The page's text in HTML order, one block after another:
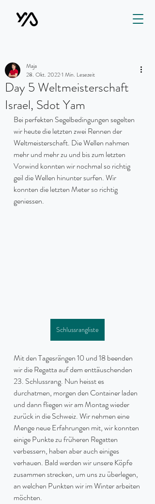
Day 5 Weltmeisterschaft
Israel, Sdot Yam
Maja
28. Okt. 20221 Min. Lesezeit
Bei perfekten Segelbedingungen segelten
wir heute die letzten zwei Rennen der
Weltmeisterschaft. Die Wellen nahmen
mehr und mehr zu und bis zum letzten
Vorwind konnten wir nochmal so richtig
geil die Wellen hinunter surfen. Wir
konnten die letzten Meter so richtig
geniessen.
Schlussrangliste
Mit den Tagesrängen 10 und 18 beenden
wir die Regatta auf dem enttäuschenden
23. Schlussrang. Nun heisst es
durchatmen, morgen den Container laden
und dann fliegen wir am Montag wieder
zurück in die Schweiz. Wir nehmen eine
Menge neue Erfahrungen mit, wir konnten
einige Punkte zu früheren Regatten
verbessern, haben aber auch einiges
verhauen. Bald werden wir unsere Köpfe
zusammen strecken, um uns zu überlegen,
an welchen Punkten wir im Winter arbeiten
möchten.